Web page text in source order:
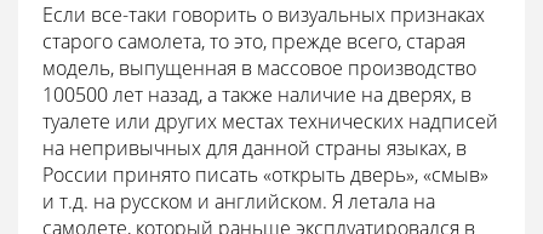
Если все-таки говорить о визуальных признаках
старого самолета, то это, прежде всего, старая
модель, выпущенная в массовое производство
100500 лет назад, а также наличие на дверях, в
туалете или других местах технических надписей
на непривычных для данной страны языках, в
России принято писать «открыть дверь», «смыв»
и т.д. на русском и английском. Я летала на
самолете, который раньше эксплуатировался в